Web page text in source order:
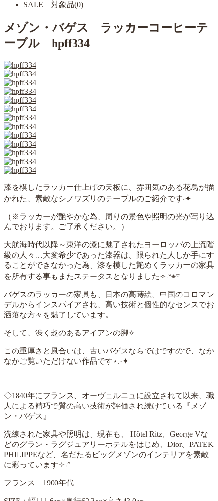
SALE 対象品(0)
メゾン・バゲス ラッカーコーヒーテ
ーブル hpff334
漆を模したラッカー仕上げの天板に、雰囲気のある花鳥が描
かれた、素敵なシノワズリのテーブルのご紹介です‧✦
（※ラッカーが艶やかな為、周りの景色や照明の光が写り込
んでおります。ご了承ください。）
大航海時代以降～東洋の漆に魅了されたヨーロッパの上流階
級の人々…大変希少であった漆器は、限られた人しか手にす
ることができなかった為、漆を模した艶めくラッカーの家具
を所有する事もまたステータスとなりました✧˖°⌖꙳
バゲスのラッカーの家具も、日本の高蒔絵、中国のコロマン
デルからインスパイアされ、高い技術と個性的なセンスでお
洒落な方々を魅了しています。
そして、渋く趣のあるアイアンの脚✧
この重厚さと風合いは、古いバゲスならではですので、なか
なかご覧いただけない作品です⋆.·✦
◇1840年にフランス、オーヴェルニュに設立されて以来、職
人による精巧で質の高い技術が評価され続けている『メゾ
ン・バゲス』
洗練された家具や照明は、現在も、 Hôtel Ritz、George Vな
どのグラン・ラグジュアリーホテルをはじめ、Dior、PATEK
PHILIPPEなど、名だたるビッグメゾンのインテリアを素敵
に彩っています✧˖°
フランス 1900年代